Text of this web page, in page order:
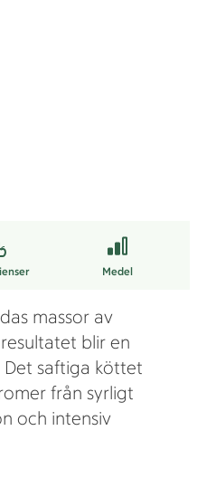
Medel
massor av
blir en
Det saftiga köttet
från syrligt
och intensiv